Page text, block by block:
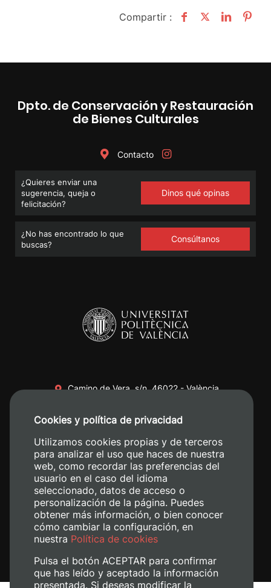
Compartir :
Dpto. de Conservación y Restauración
de Bienes Culturales
Contacto
¿Quieres enviar una
sugerencia, queja o
felicitación?
Dinos qué opinas
¿No has encontrado lo que
buscas?
Consúltanos
Camino de Vera, s/n. 46022 - València
+34 620 04 00 50
Cookies y política de privacidad
Utilizamos cookies propias y de terceros
para analizar el uso que haces de nuestra
web, como recordar las preferencias del
usuario en el caso del idioma
seleccionado, datos de acceso o
personalización de la página. Puedes
obtener más información, o bien conocer
cómo cambiar la configuración, en
nuestra Política de cookies
Pulsa el botón ACEPTAR para confirmar
que has leído y aceptado la información
presentada. Si deseas modificar la